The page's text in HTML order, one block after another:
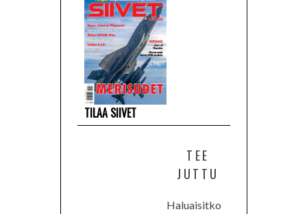
TILAA SIIVET
TEE
JUTTU
Haluaisitko